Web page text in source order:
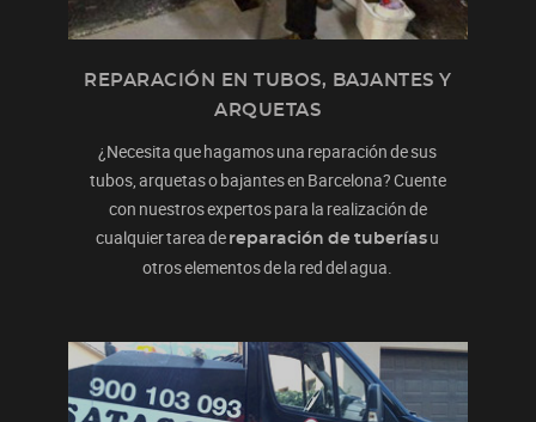
REPARACIÓN EN TUBOS, BAJANTES Y
ARQUETAS
¿Necesita que hagamos una reparación de sus
tubos, arquetas o bajantes en Barcelona? Cuente
con nuestros expertos para la realización de
cualquier tarea de reparación de tuberías u
otros elementos de la red del agua.